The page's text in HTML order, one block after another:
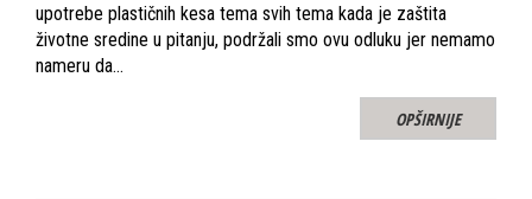
upotrebe plastičnih kesa tema svih tema kada je zaštita
životne sredine u pitanju, podržali smo ovu odluku jer nemamo
nameru da…
OPŠIRNIJE